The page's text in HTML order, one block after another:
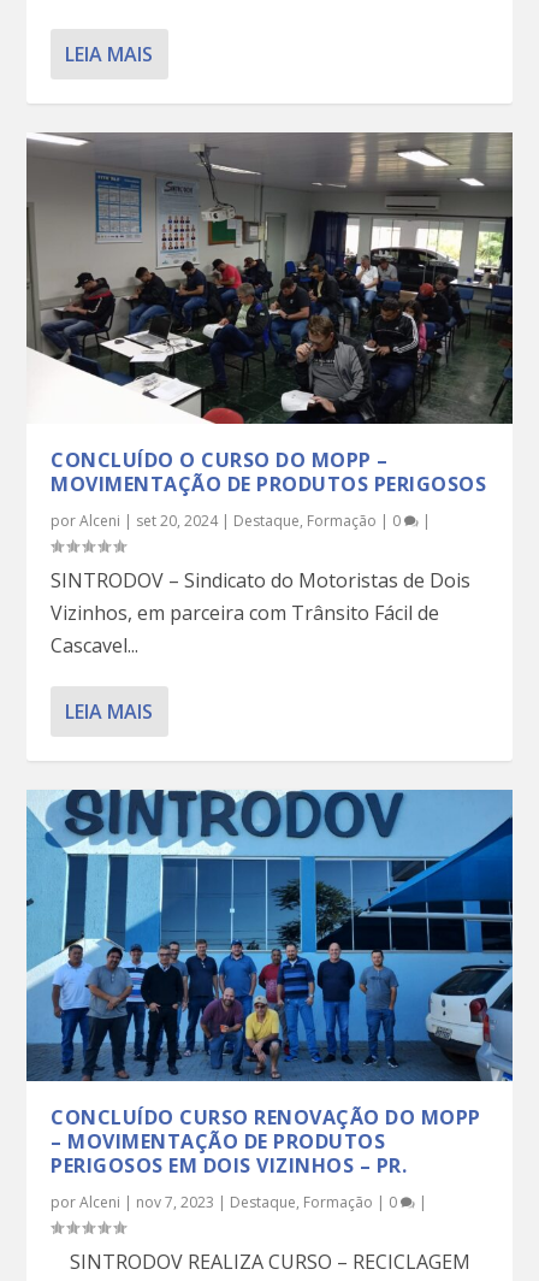
LEIA MAIS
CONCLUÍDO O CURSO DO MOPP –
MOVIMENTAÇÃO DE PRODUTOS PERIGOSOS
porAlceni | set 20, 2024| Destaque, Formação | 0 |
SINTRODOV – Sindicato do Motoristas de Dois
Vizinhos, em parceira com Trânsito Fácil de
Cascavel...
LEIA MAIS
CONCLUÍDO CURSO RENOVAÇÃO DO MOPP
– MOVIMENTAÇÃO DE PRODUTOS
PERIGOSOS EM DOIS VIZINHOS – PR.
porAlceni | nov 7, 2023 | Destaque, Formação | 0 |
SINTRODOV REALIZA CURSO – RECICLAGEM